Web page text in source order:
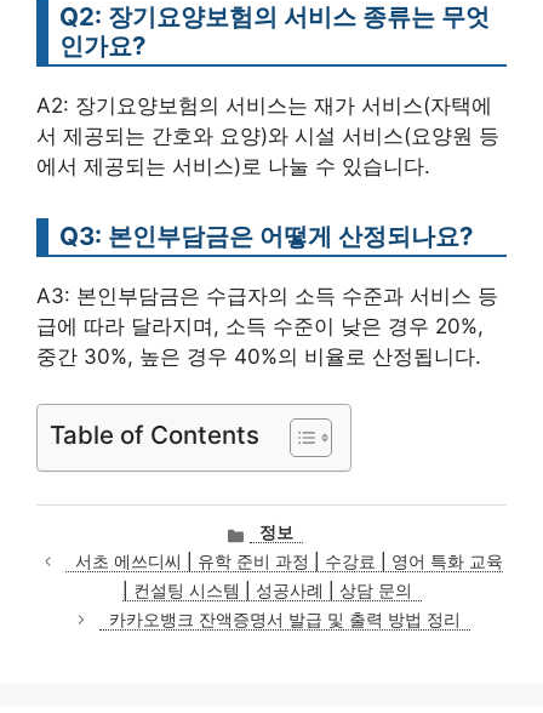
Q2: 장기요양보험의 서비스 종류는 무엇
인가요?
A2: 장기요양보험의 서비스는 재가 서비스(자택에
서 제공되는 간호와 요양)와 시설 서비스(요양원 등
에서 제공되는 서비스)로 나눌 수 있습니다.
Q3: 본인부담금은 어떻게 산정되나요?
A3: 본인부담금은 수급자의 소득 수준과 서비스 등
급에 따라 달라지며, 소득 수준이 낮은 경우 20%,
중간 30%, 높은 경우 40%의 비율로 산정됩니다.
Table of Contents
카
테
고
리
정보
서초 에쓰디씨 | 유학 준비 과정 | 수강료 | 영어 특화 교육
| 컨설팅 시스템 | 성공사례 | 상담 문의
카카오뱅크 잔액증명서 발급 및 출력 방법 정리